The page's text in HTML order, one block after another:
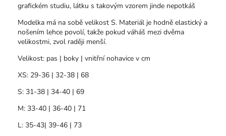
grafickém studiu, látku s takovým vzorem jinde nepotkáš
Modelka má na sobě velikost S. Materiál je hodně elastický a
nošením lehce povolí, takže pokud váháš mezi dvěma
velikostmi, zvol raději menší.
Velikost: pas | boky | vnitřní nohavice v cm
XS: 29-36 | 32-38 | 68
S: 31-38 | 34-40 | 69
M: 33-40 | 36-40 | 71
L: 35-43| 39-46 | 73